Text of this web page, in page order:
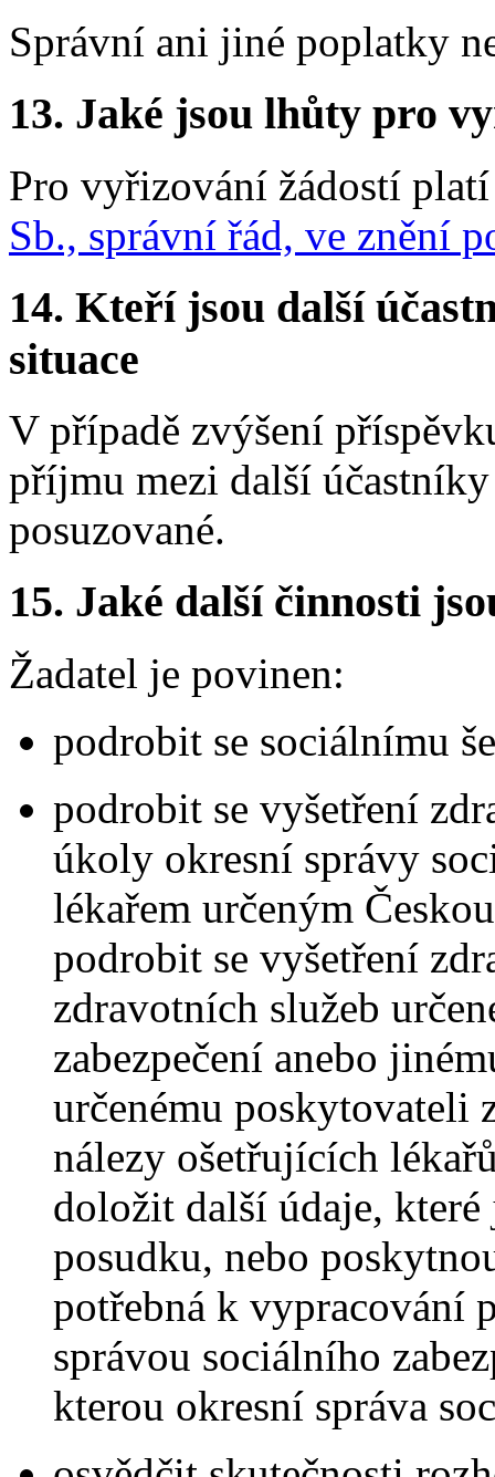
Správní ani jiné poplatky
13. Jaké jsou lhůty pro
Pro vyřizování žádostí
Sb., správní řád, ve znění
14. Kteří jsou další
situace
V případě zvýšení
příjmu mezi další
posuzované.
15. Jaké další činnosti
Žadatel je povinen:
podrobit se sociálnímu
podrobit se vyšetření
úkoly okresní správy
lékařem určeným
podrobit se vyšetření
zdravotních služeb
zabezpečení anebo
určenému poskytovateli
nálezy ošetřujících
doložit další údaje,
posudku, nebo
potřebná k vypracování
správou sociálního
kterou okresní správa